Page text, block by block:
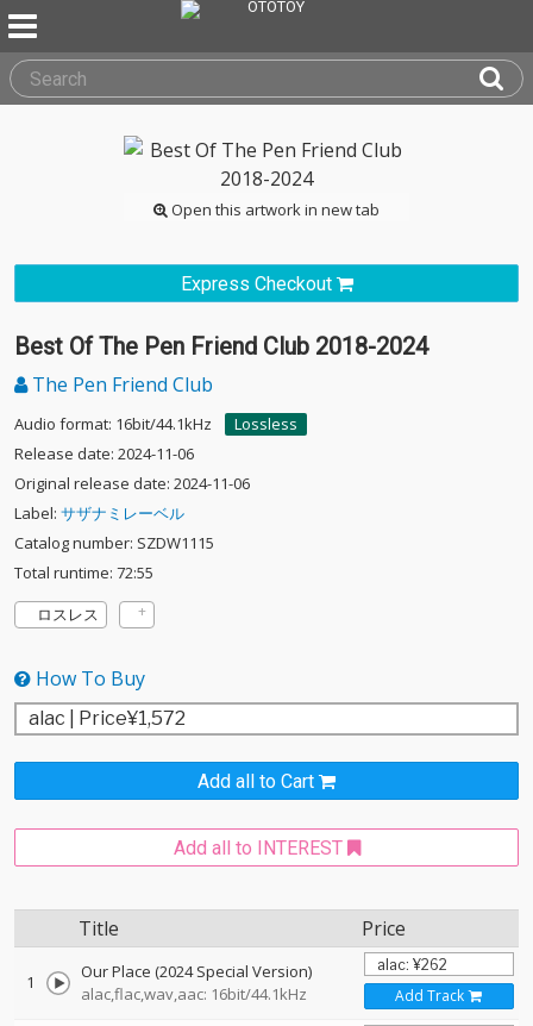
Open this artwork in new tab
Express Checkout
Best Of The Pen Friend Club 2018-2024
The Pen Friend Club
Audio format: 16bit/44.1kHz
Lossless
Release date: 2024-11-06
Original release date: 2024-11-06
Label: サザナミレーベル
Catalog number: SZDW1115
Total runtime: 72:55
ロスレス
How To Buy
Add all to Cart
Add all to INTEREST
Title Price
1
Our Place (2024 Special Version)
alac,flac,wav,aac: 16bit/44.1kHz
Add Track